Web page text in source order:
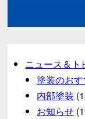
ニュース＆ト
塗装のお
内部塗装
お知らせ